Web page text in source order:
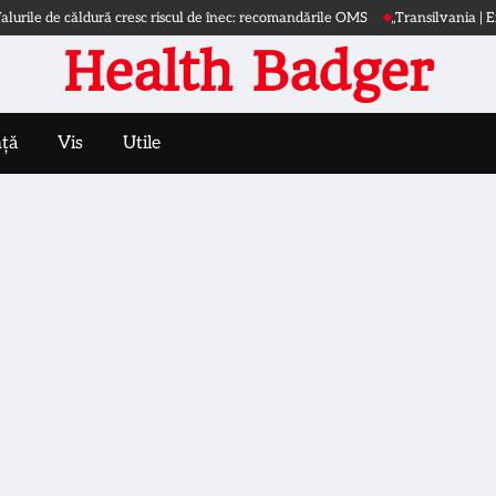
căldură cresc riscul de înec: recomandările OMS „Transilvania |
Health Badger
Vis Utile